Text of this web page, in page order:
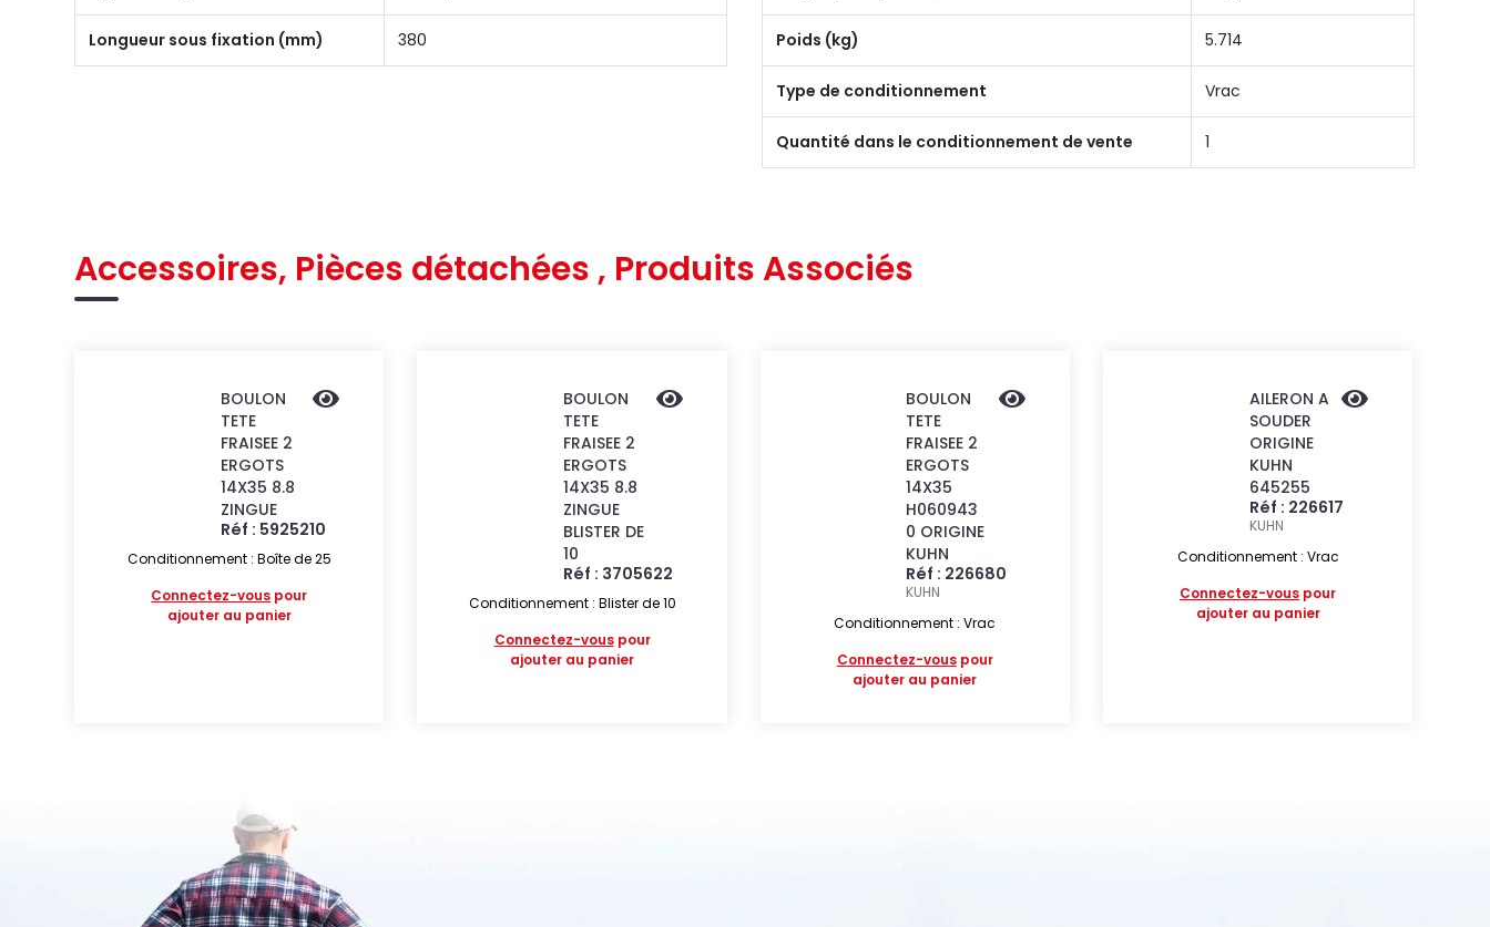
Longueur sous fixation (mm) 380 Poids (kg) 5.714
Type de conditionnement Vrac
Quantité dans le conditionnement de vente 1
Accessoires, Pièces détachées , Produits Associés
BOULON
TETE
FRAISEE 2
ERGOTS
14X35 8.8
ZINGUE
Réf : 5925210
Conditionnement : Boîte de 25
Connectez-vous pour
ajouter au panier
BOULON
TETE
FRAISEE 2
ERGOTS
14X35 8.8
ZINGUE
BLISTER DE
10
Réf : 3705622
Conditionnement : Blister de 10
Connectez-vouspour
ajouter au panier
BOULON
TETE
FRAISEE 2
ERGOTS
14X35
H060943
0 ORIGINE
KUHN
Réf : 226680
KUHN
Conditionnement : Vrac
Connectez-vouspour
ajouter au panier
AILERON A
SOUDER
ORIGINE
KUHN
645255
Réf : 226617
KUHN
Conditionnement : Vrac
Connectez-vous pour
ajouter au panier